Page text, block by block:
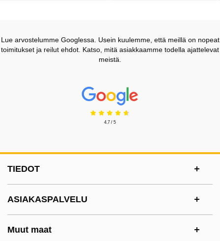
Lue arvostelumme Googlessa. Usein kuulemme, että meillä on nopeat
toimitukset ja reilut ehdot. Katso, mitä asiakkaamme todella ajattelevat
meistä.
Prisjakt Arvostelu: 4.7 Tähdet
4.7 / 5
TIEDOT
ASIAKASPALVELU
Muut maat